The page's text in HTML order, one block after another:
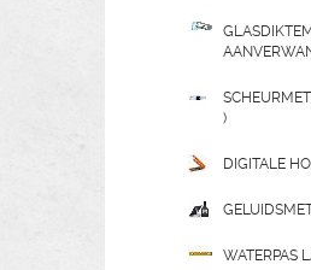
)
DIGITALE
WATERPAS